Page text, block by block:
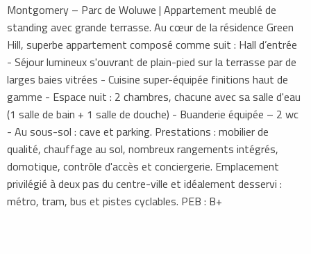
Montgomery – Parc de Woluwe | Appartement meublé de
standing avec grande terrasse. Au cœur de la résidence Green
Hill, superbe appartement composé comme suit : Hall d’entrée
- Séjour lumineux s'ouvrant de plain-pied sur la terrasse par de
larges baies vitrées - Cuisine super-équipée finitions haut de
gamme - Espace nuit : 2 chambres, chacune avec sa salle d'eau
(1 salle de bain + 1 salle de douche) - Buanderie équipée – 2 wc
- Au sous-sol : cave et parking. Prestations : mobilier de
qualité, chauffage au sol, nombreux rangements intégrés,
domotique, contrôle d'accès et conciergerie. Emplacement
privilégié à deux pas du centre-ville et idéalement desservi :
métro, tram, bus et pistes cyclables. PEB : B+